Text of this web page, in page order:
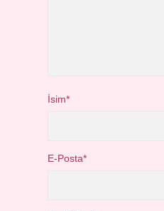
İsim*
E-Posta*